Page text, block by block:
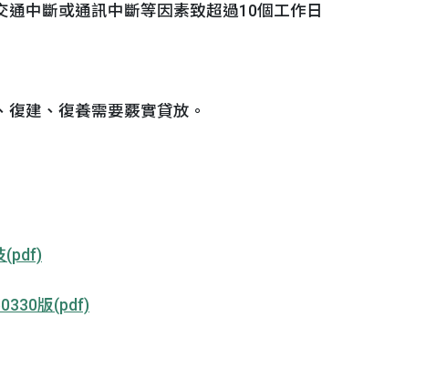
中斷或通訊中斷等因素致超過10個工作日
建、復養需要覈實貸放。
(pdf)
版(pdf)